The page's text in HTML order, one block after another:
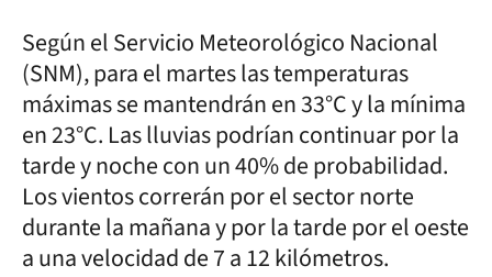
Según el Servicio Meteorológico Nacional
(SNM), para el martes las temperaturas
máximas se mantendrán en 33°C y la mínima
en 23°C. Las lluvias podrían continuar por la
tarde y noche con un 40% de probabilidad.
Los vientos correrán por el sector norte
durante la mañana y por la tarde por el oeste
a una velocidad de 7 a 12 kilómetros.